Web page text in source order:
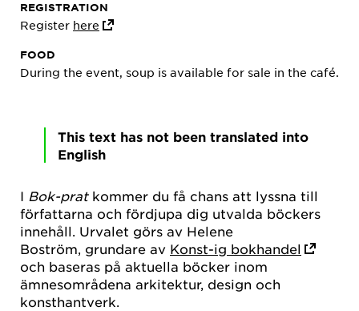
This text has not been translated into
English
I Bok-pratkommer du få chans att lyssna till
författarna och fördjupa dig utvalda böckers
innehåll. Urvalet görs av Helene
Boström, grundare av Konst-ig bokhandel
och baseras på aktuella böcker inom
ämnesområdena arkitektur, design och
konsthantverk.
REGISTRATION
Register here
FOOD
During the event, soup is available for sale in the café.